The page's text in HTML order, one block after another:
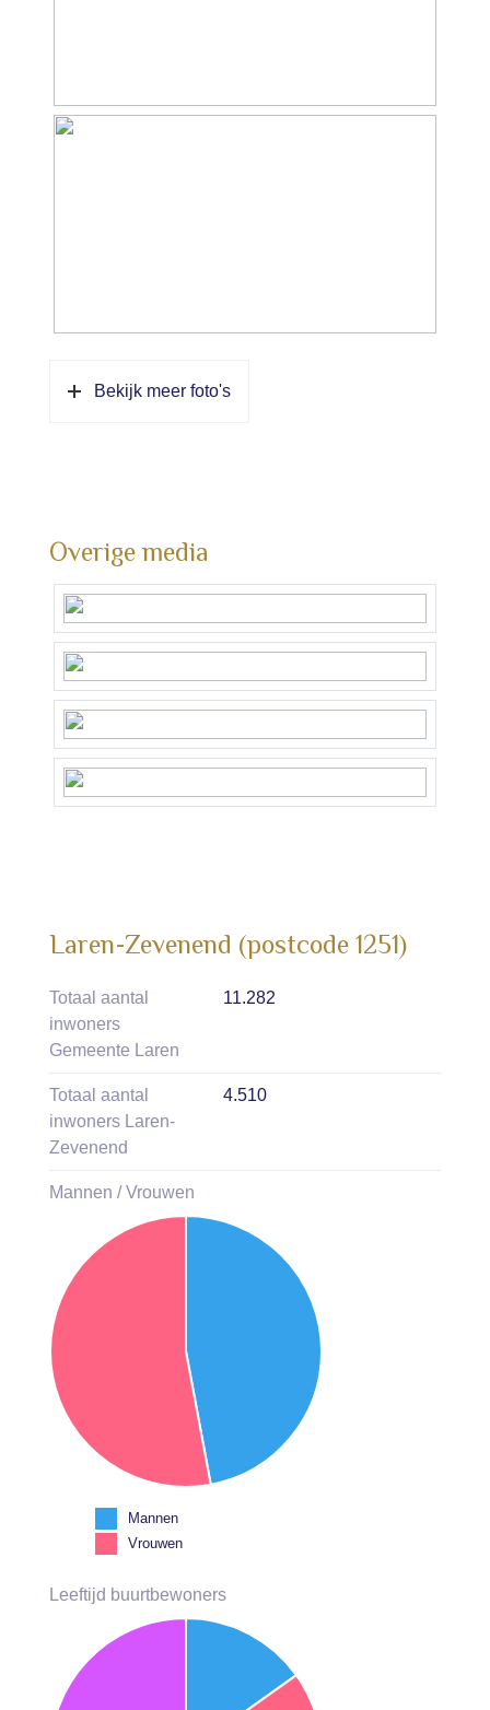
Bekijk meer foto's
Overige media
Laren-Zevenend (postcode 1251)
Totaal aantal
inwoners
Gemeente Laren
11.282
Totaal aantal
inwoners Laren-
Zevenend
4.510
Mannen / Vrouwen
Mannen
Vrouwen
Leeftijd buurtbewoners